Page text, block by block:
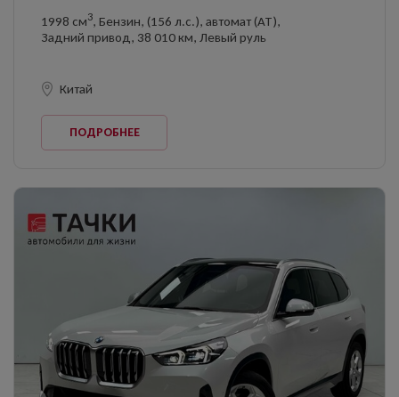
1998 см3, Бензин, (156 л.с.), автомат (AT),
Задний привод, 38 010 км, Левый руль
Китай
ПОДРОБНЕЕ